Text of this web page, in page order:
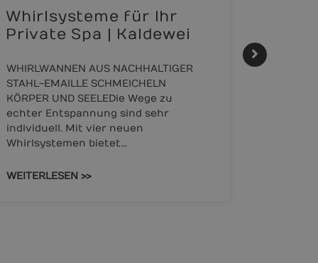
Whirlsysteme für Ihr
Private Spa | Kaldewei
WHIRLWANNEN AUS NACHHALTIGER
STAHL-EMAILLE SCHMEICHELN
KÖRPER UND SEELEDie Wege zu
echter Entspannung sind sehr
individuell. Mit vier neuen
Whirlsystemen bietet…
WEITERLESEN >>